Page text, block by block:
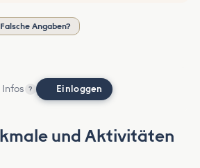
Falsche Angaben?
Infos ? Einloggen
und Aktivitäten